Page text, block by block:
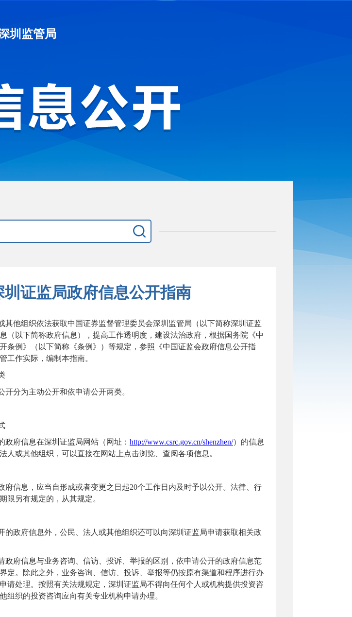
圳监管局
圳证监局政府信息公开指南
其他组织依法获取中国证券监督管理委员会深圳监管局 （以下简称深圳证监
（以下简称政府信息），提高工作透明度，建设法治政府，根据国务院《中
条例》（以下简称《条例》）等规定， 参照《中国证监会政府信息公开指
工作实际，编制本指南。
开分为主动公开和依申请公开两类。
政府信息在深圳证监局网站（网址： http://www.csrc.gov.cn/shenzhen/）的信息
人或其他组织，可以直接在网站上点击浏览、查阅各项信息。
府信息，应当自形成或者变更之日起20个工作日内及时予以公开。法律、行
限另有规定的，从其规定。
的政府信息外，公民、法人或其他组织还可以向深圳证监局申请获取相关政
政府信息与业务咨询、信访、投诉、举报的区别，依申请公开的政府信息范
定。除此之外，业务咨询、信访、投诉、举报等仍按原有渠道和程序进行办
请处理。按照有关法规规定， 深圳证监局不得向任何个人或机构提供投资咨
组织的投资咨询应向有关专业机构申请办理。